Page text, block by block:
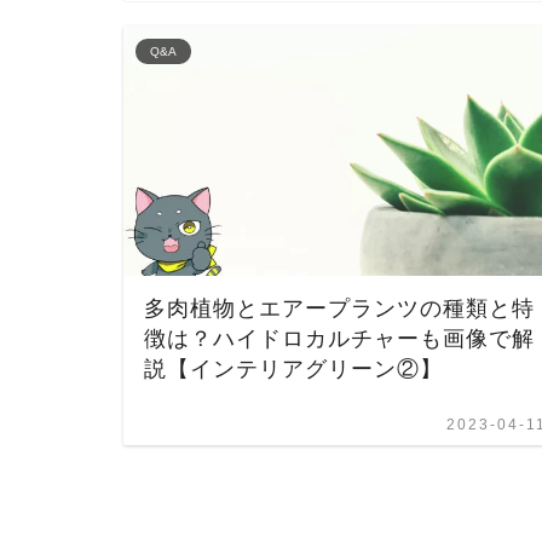
Q&A
多肉植物とエアープランツの種類と特
徴は？ハイドロカルチャーも画像で解
説【インテリアグリーン②】
2023-04-